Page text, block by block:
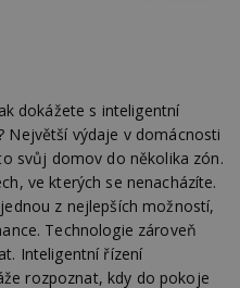
dokážete s inteligentní
Největší výdaje v domácnosti
svůj domov do několika zón.
ve kterých se nenacházíte.
z nejlepších možností,
Technologie zároveň
Inteligentní řízení
rozpoznat, kdy do pokoje